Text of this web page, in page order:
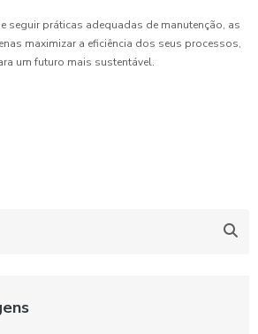
seguir práticas adequadas de manutenção, as
maximizar a eficiência dos seus processos,
um futuro mais sustentável.